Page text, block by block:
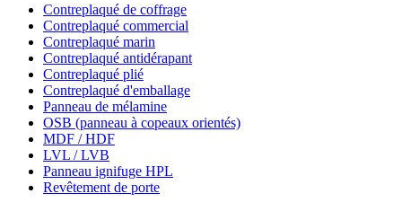
Contreplaqué de coffrage
Contreplaqué commercial
Contreplaqué marin
Contreplaqué antidérapant
Contreplaqué plié
Contreplaqué d'emballage
Panneau de mélamine
OSB (panneau à copeaux orientés)
MDF / HDF
LVL / LVB
Panneau ignifuge HPL
Revêtement de porte